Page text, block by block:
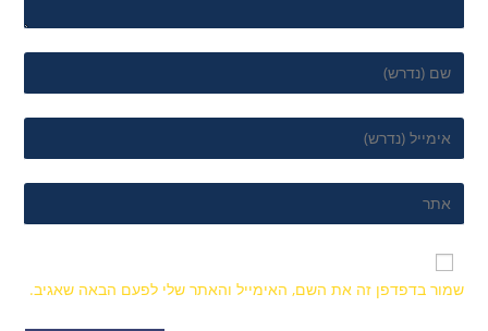
שמור בדפדפן זה את השם, האימייל והאתר שלי לפעם הבאה שאגיב.